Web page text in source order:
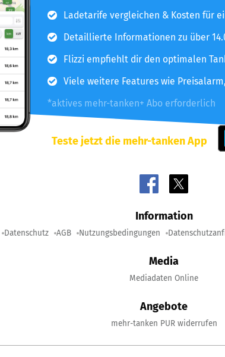
Ladetarife vergleichen & Kosten für
Detaillierte Informationen zu über
Flizzi empfiehlt dir den optimalen
Viele weitere Features wie
*aktives mehr-tanken+ Abo erforderlich
Teste jetzt die mehr-tanken App
Information
Datenschutz AGB Nutzungsbedingungen
Media
Mediadaten Online
Angebote
mehr-tanken PUR widerrufen